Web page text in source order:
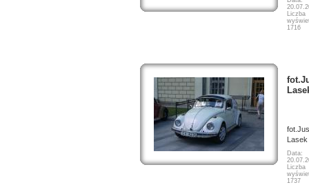
Liczba
1716
Lasek
Data:
Liczba
1737